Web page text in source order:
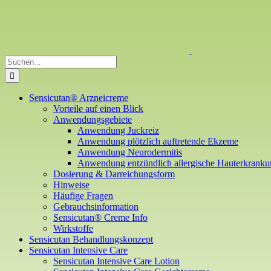
Suche
nach:
Sensicutan® Arzneicreme
Vorteile auf einen Blick
Anwendungsgebiete
Anwendung Juckreiz
Anwendung plötzlich auftretende Ekzeme
Anwendung Neurodermitis
Anwendung entzündlich allergische
Dosierung & Darreichungsform
Hinweise
Häufige Fragen
Gebrauchsinformation
Sensicutan® Creme Info
Wirkstoffe
Sensicutan Behandlungskonzept
Sensicutan Intensive Care
Sensicutan Intensive Care Lotion